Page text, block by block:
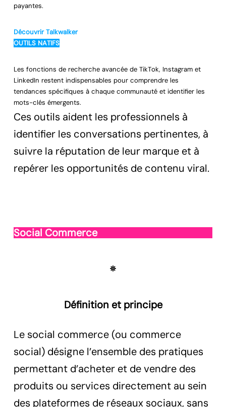
payantes.
Découvrir Talkwalker
OUTILS NATIFS
Les fonctions de recherche avancée de TikTok, Instagram et
LinkedIn restent indispensables pour comprendre les
tendances spécifiques à chaque communauté et identifier les
mots-clés émergents.
Ces outils aident les professionnels à
identifier les conversations pertinentes, à
suivre la réputation de leur marque et à
repérer les opportunités de contenu viral.
Social Commerce
Définition et principe
Le social commerce (ou commerce
social) désigne l’ensemble des pratiques
permettant d’acheter et de vendre des
produits ou services directement au sein
des plateformes de réseaux sociaux, sans